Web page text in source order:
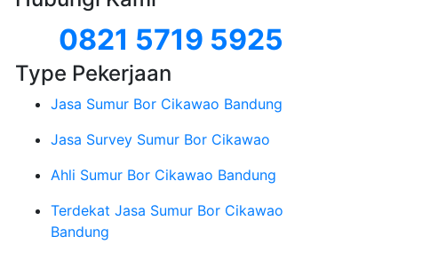
0821 5719 5925
Type Pekerjaan
Jasa Sumur Bor Cikawao Bandung
Jasa Survey Sumur Bor Cikawao
Ahli Sumur Bor Cikawao Bandung
Terdekat Jasa Sumur Bor Cikawao
Bandung